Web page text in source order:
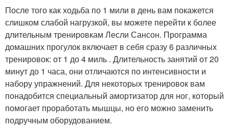
После того как ходьба по 1 мили в день вам покажется
слишком слабой нагрузкой, вы можете перейти к более
длительным тренировкам Лесли Сансон. Программа
домашних прогулок включает в себя сразу 6 различных
тренировок: от 1 до 4 миль . Длительность занятий от 20
минут до 1 часа, они отличаются по интенсивности и
набору упражнений. Для некоторых тренировок вам
понадобится специальный амортизатор для ног, который
помогает проработать мышцы, но его можно заменить
подручным оборудованием.